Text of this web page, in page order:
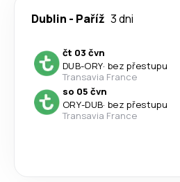
Dublin - Paříž 3 dni
čt 03 čvn
DUB-ORY· bez přestupu
Transavia France
so 05 čvn
ORY-DUB· bez přestupu
Transavia France